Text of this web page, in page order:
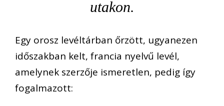
utakon.
Egy orosz levéltárban őrzött, ugyanezen
időszakban kelt, francia nyelvű levél,
amelynek szerzője ismeretlen, pedig így
fogalmazott: